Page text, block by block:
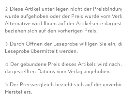
2 Diese Artikel unterliegen nicht der
wurde aufgehoben oder der Preis wurde vom
Alternative wird Ihnen auf der Artikelseite
beziehen sich auf den vorherigen Preis.
3 Durch Öffnen der Leseprobe willigen Sie ein,
Leseprobe übermittelt werden.
4 Der gebundene Preis dieses Artikels wird
dargestellten Datums vom Verlag angehoben.
5 Der Preisvergleich bezieht sich auf die
Herstellers.